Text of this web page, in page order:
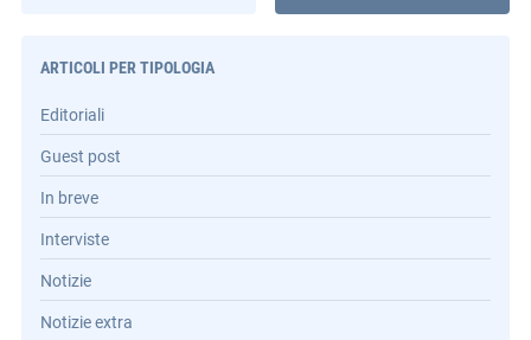
ARTICOLI PER TIPOLOGIA
Editoriali
Guest post
In breve
Interviste
Notizie
Notizie extra